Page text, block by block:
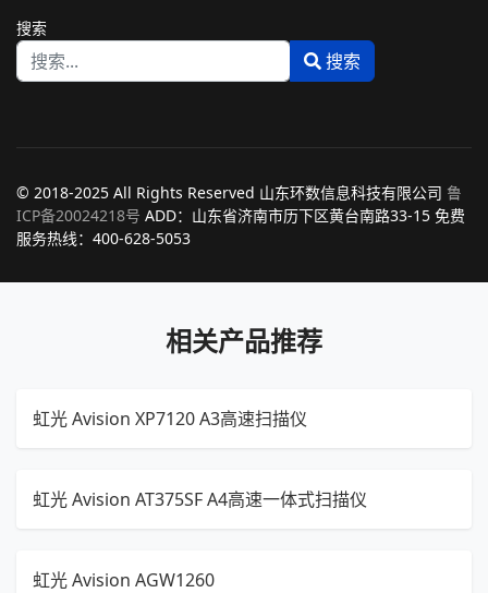
搜索
搜索
© 2018-2025 All Rights Reserved 山东环数信息科技有限公司 鲁
ICP备20024218号 ADD：山东省济南市历下区黄台南路33-15 免费
服务热线：400-628-5053
相关产品推荐
虹光 Avision XP7120 A3高速扫描仪
虹光 Avision AT375SF A4高速一体式扫描仪
虹光 Avision AGW1260